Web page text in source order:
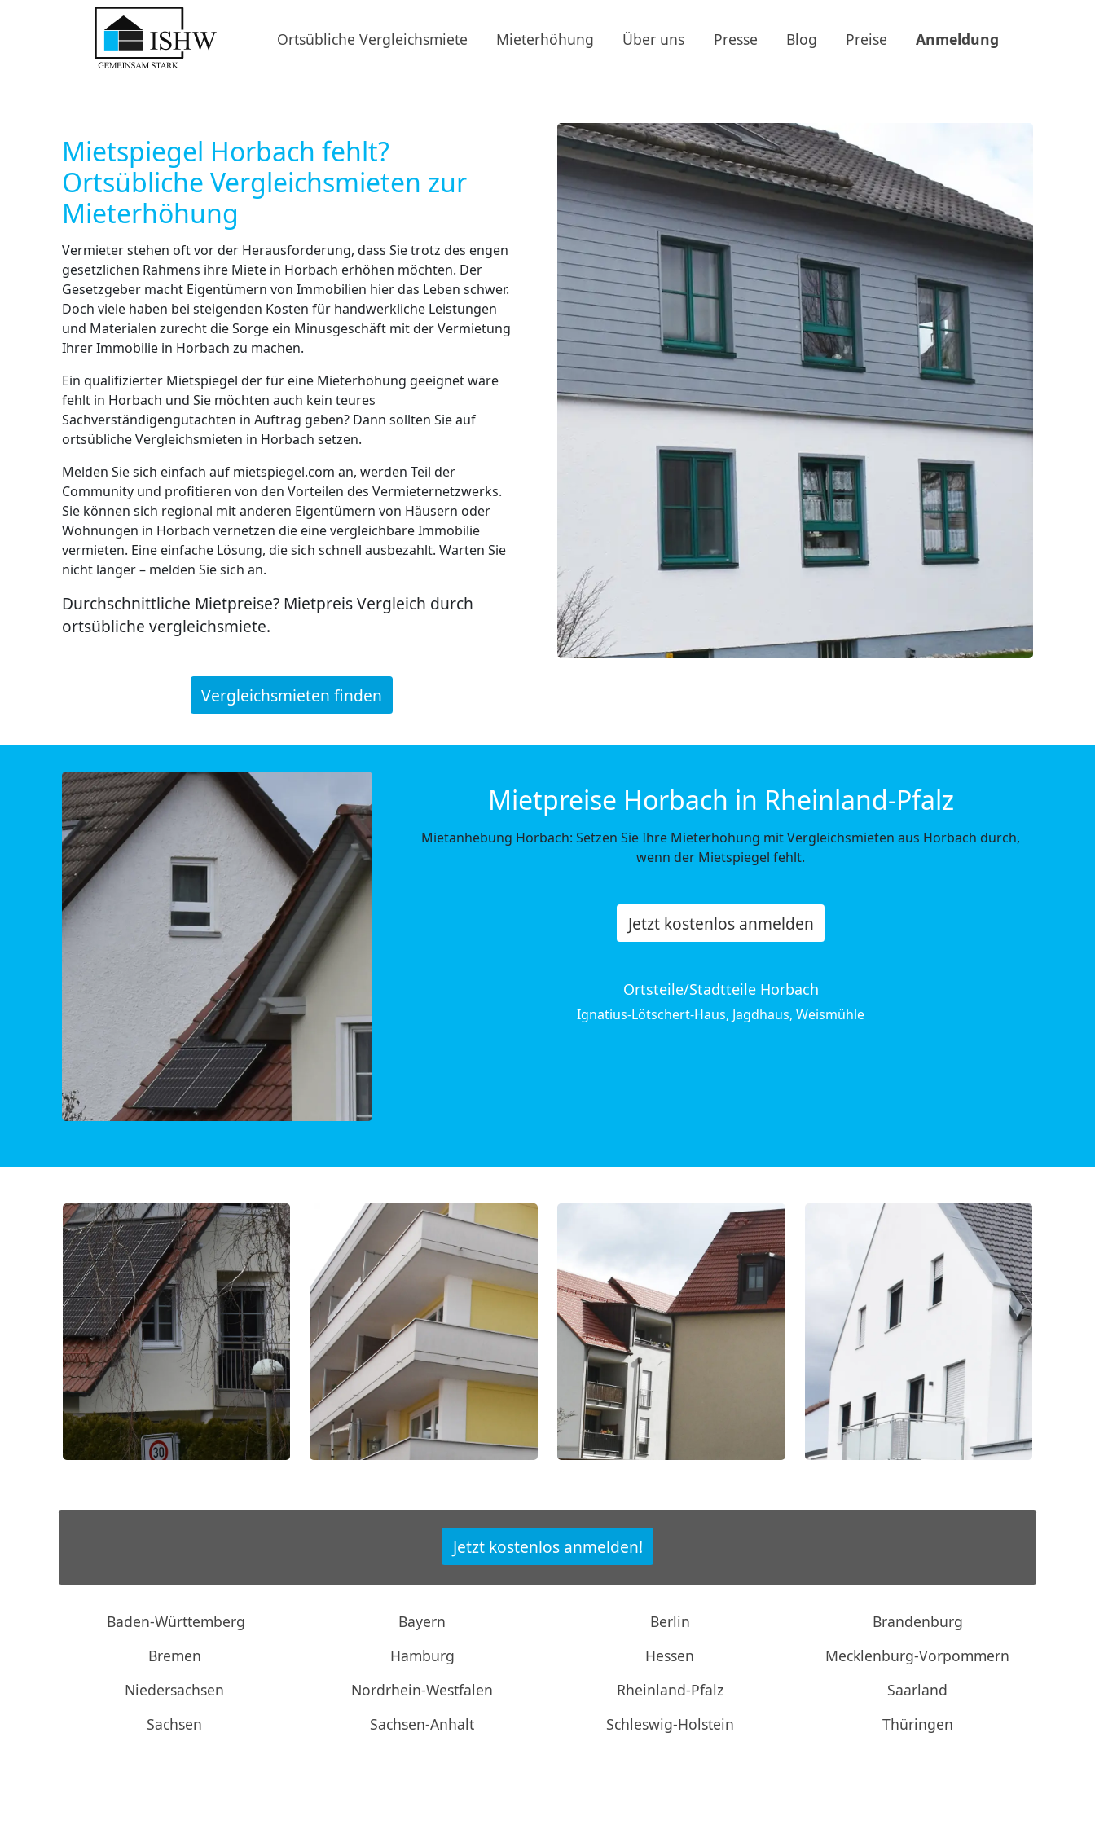
Ortsübliche Vergleichsmiete Mieterhöhung Über uns Presse Blog Preise Anmeldung
Mietspiegel Horbach fehlt?
Ortsübliche Vergleichsmieten zur
Mieterhöhung
Vermieter stehen oft vor der Herausforderung, dass Sie trotz des engen
gesetzlichen Rahmens ihre Miete in Horbach erhöhen möchten. Der
Gesetzgeber macht Eigentümern von Immobilien hier das Leben schwer.
Doch viele haben bei steigenden Kosten für handwerkliche Leistungen
und Materialen zurecht die Sorge ein Minusgeschäft mit der Vermietung
Ihrer Immobilie in Horbach zu machen.
Ein qualifizierter Mietspiegel der für eine Mieterhöhung geeignet wäre
fehlt in Horbach und Sie möchten auch kein teures
Sachverständigengutachten in Auftrag geben? Dann sollten Sie auf
ortsübliche Vergleichsmieten in Horbach setzen.
Melden Sie sich einfach auf mietspiegel.com an, werden Teil der
Community und profitieren von den Vorteilen des Vermieternetzwerks.
Sie können sich regional mit anderen Eigentümern von Häusern oder
Wohnungen in Horbach vernetzen die eine vergleichbare Immobilie
vermieten. Eine einfache Lösung, die sich schnell ausbezahlt. Warten Sie
nicht länger – melden Sie sich an.
Durchschnittliche Mietpreise? Mietpreis Vergleich durch
ortsübliche vergleichsmiete.
Vergleichsmieten finden
Mietpreise Horbach in Rheinland-Pfalz
Mietanhebung Horbach: Setzen Sie Ihre Mieterhöhung mit Vergleichsmieten aus Horbach durch,
wenn der Mietspiegel fehlt.
Jetzt kostenlos anmelden
Ortsteile/Stadtteile Horbach
Ignatius-Lötschert-Haus, Jagdhaus, Weismühle
Jetzt kostenlos anmelden!
Baden-Württemberg Bayern Berlin
Brandenburg
Bremen
Hamburg Hessen
Mecklenburg-Vorpommern
Niedersachsen
Nordrhein-Westfalen Rheinland-Pfalz
Saarland
Sachsen
Sachsen-Anhalt Schleswig-Holstein Thüringen